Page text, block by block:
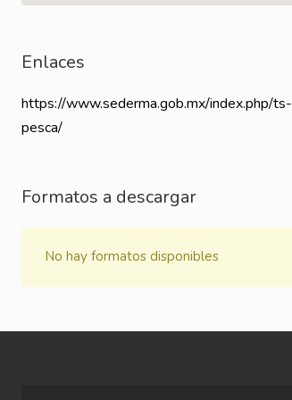
Enlaces
https://www.sederma.gob.mx/index.php/ts-
pesca/
Formatos a descargar
No hay formatos disponibles